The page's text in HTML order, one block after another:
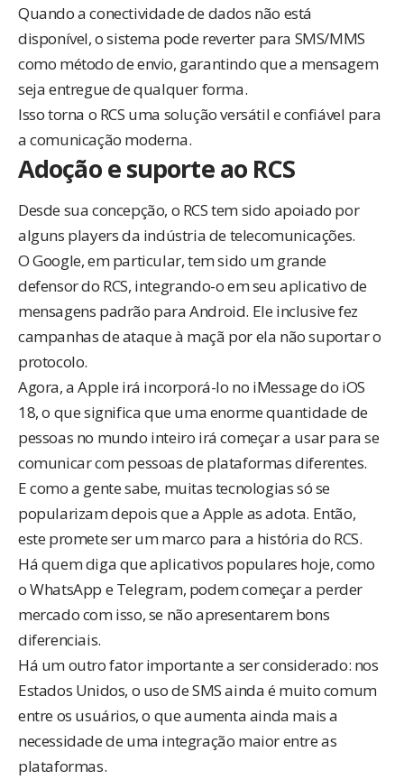
Quando a conectividade de dados não está
disponível, o sistema pode reverter para SMS/MMS
como método de envio, garantindo que a mensagem
seja entregue de qualquer forma.
Isso torna o RCS uma solução versátil e confiável para
a comunicação moderna.
Adoção e suporte ao RCS
Desde sua concepção, o RCS tem sido apoiado por
alguns players da indústria de telecomunicações.
O Google, em particular, tem sido um grande
defensor do RCS, integrando-o em seu aplicativo de
mensagens padrão para Android. Ele inclusive fez
campanhas de ataque à maçã por ela não suportar o
protocolo.
Agora, a Apple irá incorporá-lo no iMessage do iOS
18, o que significa que uma enorme quantidade de
pessoas no mundo inteiro irá começar a usar para se
comunicar com pessoas de plataformas diferentes.
E como a gente sabe, muitas tecnologias só se
popularizam depois que a Apple as adota. Então,
este promete ser um marco para a história do RCS.
Há quem diga que aplicativos populares hoje, como
o WhatsApp e Telegram, podem começar a perder
mercado com isso, se não apresentarem bons
diferenciais.
Há um outro fator importante a ser considerado: nos
Estados Unidos, o uso de SMS ainda é muito comum
entre os usuários, o que aumenta ainda mais a
necessidade de uma integração maior entre as
plataformas.